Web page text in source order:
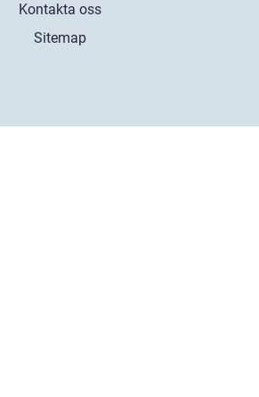
Kontakta oss
Sitemap